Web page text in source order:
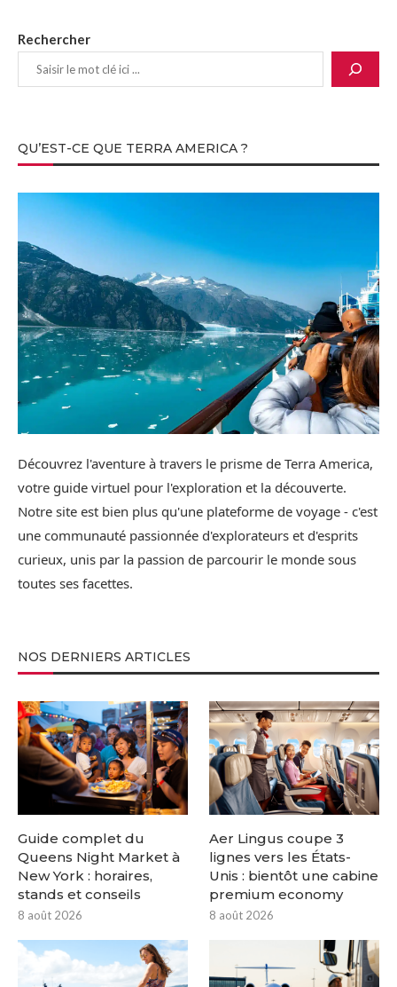
Rechercher
QU’EST-CE QUE TERRA AMERICA ?
Découvrez l'aventure à travers le prisme de Terra America,
votre guide virtuel pour l'exploration et la découverte.
Notre site est bien plus qu'une plateforme de voyage - c'est
une communauté passionnée d'explorateurs et d'esprits
curieux, unis par la passion de parcourir le monde sous
toutes ses facettes.
NOS DERNIERS ARTICLES
Guide complet du
Queens Night Market à
New York : horaires,
stands et conseils
8 août 2026
Aer Lingus coupe 3
lignes vers les États-
Unis : bientôt une cabine
premium economy
8 août 2026